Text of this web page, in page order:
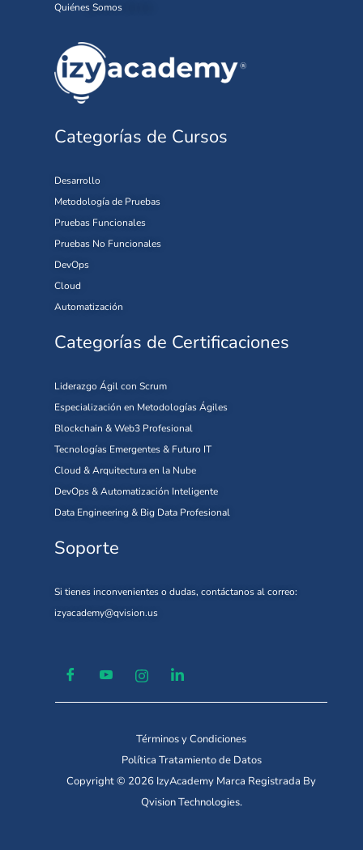
Quiénes Somos
Categorías de Cursos
Desarrollo
Metodología de Pruebas
Pruebas Funcionales
Pruebas No Funcionales
DevOps
Cloud
Automatización
Categorías de Certificaciones
Liderazgo Ágil con Scrum
Especialización en Metodologías Ágiles
Blockchain & Web3 Profesional
Tecnologías Emergentes & Futuro IT
Cloud & Arquitectura en la Nube
DevOps & Automatización Inteligente
Data Engineering & Big Data Profesional
Soporte
Si tienes inconvenientes o dudas, contáctanos al correo:
izyacademy@qvision.us
Términos y Condiciones
Política Tratamiento de Datos
Copyright © 2026 IzyAcademy Marca Registrada By
Qvision Technologies.